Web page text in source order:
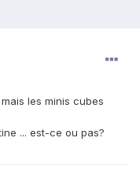
les minis cubes
... est-ce ou pas?